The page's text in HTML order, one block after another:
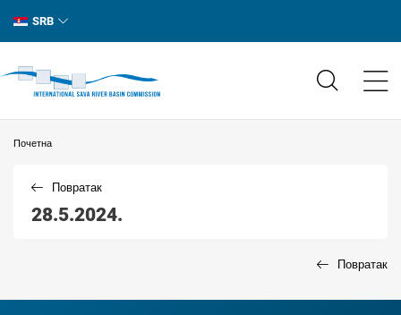
SRB
Почетна
28.5.2024.
Повратак
Повратак